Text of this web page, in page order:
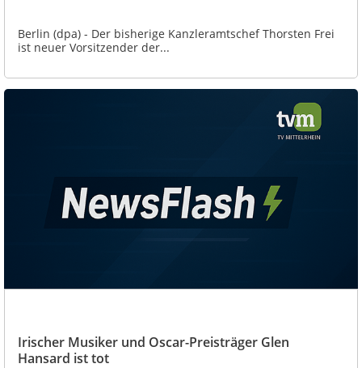
Berlin (dpa) - Der bisherige Kanzleramtschef Thorsten Frei
ist neuer Vorsitzender der...
Irischer Musiker und Oscar-Preisträger Glen
Hansard ist tot